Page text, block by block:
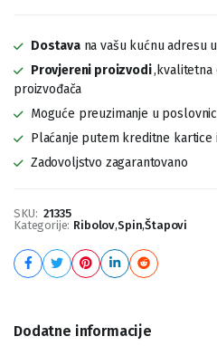
Dostavana vašu kućnu adresu
Provjereni proizvodi,kvalitetna
proizvođača
Moguće preuzimanje u
Plaćanje putem kreditne kartice
Zadovoljstvo zagarantovano
SKU: 21335
Kategorije: Ribolov,Spin,Štapovi
Dodatne informacije